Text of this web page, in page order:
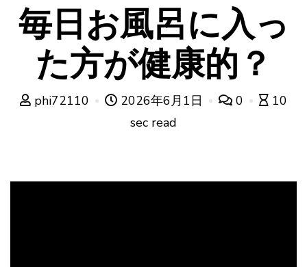
毎日お風呂に入っ
た方が健康的？
phi72110 2026年6月1日 0
10
sec read